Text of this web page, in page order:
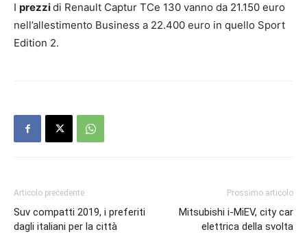
I prezzidi Renault Captur TCe 130 vanno da 21.150 euro
nell’allestimento Business a 22.400 euro in quello Sport
Edition 2.
Articolo precedente
Suv compatti 2019, i preferiti
dagli italiani per la città
Prossimo articolo
Mitsubishi i-MiEV, city car
elettrica della svolta